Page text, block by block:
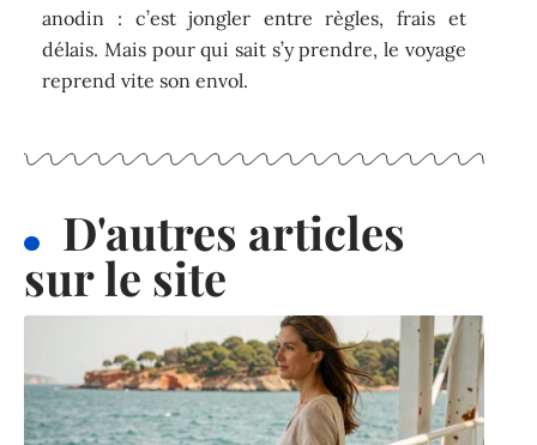
anodin : c’est jongler entre règles, frais et
délais. Mais pour qui sait s’y prendre, le voyage
reprend vite son envol.
D'autres articles
sur le site